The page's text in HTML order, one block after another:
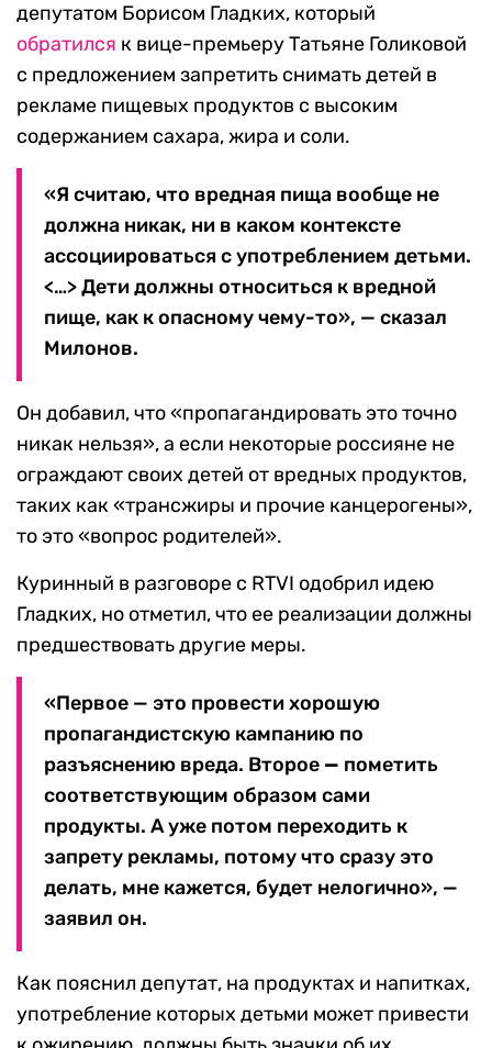
депутатом Борисом Гладких, который
обратился к вице-премьеру Татьяне Голиковой
с предложением запретить снимать детей в
рекламе пищевых продуктов с высоким
содержанием сахара, жира и соли.
«Я считаю, что вредная пища вообще не
должна никак, ни в каком контексте
ассоциироваться с употреблением детьми.
<…> Дети должны относиться к вредной
пище, как к опасному чему-то», — сказал
Милонов.
Он добавил, что «пропагандировать это точно
никак нельзя», а если некоторые россияне не
ограждают своих детей от вредных продуктов,
таких как «трансжиры и прочие канцерогены»,
то это «вопрос родителей».
Куринный в разговоре с RTVI одобрил идею
Гладких, но отметил, что ее реализации должны
предшествовать другие меры.
«Первое — это провести хорошую
пропагандистскую кампанию по
разъяснению вреда. Второе — пометить
соответствующим образом сами
продукты. А уже потом переходить к
запрету рекламы, потому что сразу это
делать, мне кажется, будет нелогично», —
заявил он.
Как пояснил депутат, на продуктах и напитках,
употребление которых детьми может привести